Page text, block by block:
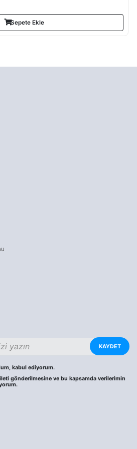
Sepete Ekle
KAYDET
kabul ediyorum.
gönderilmesine ve bu kapsamda verilerimin